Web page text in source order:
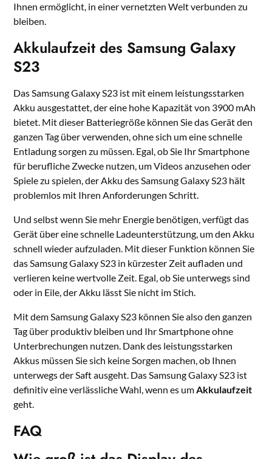
Ihnen ermöglicht, in einer vernetzten Welt verbunden zu
bleiben.
Akkulaufzeit des Samsung Galaxy
S23
Das Samsung Galaxy S23 ist mit einem leistungsstarken
Akku ausgestattet, der eine hohe Kapazität von 3900 mAh
bietet. Mit dieser Batteriegröße können Sie das Gerät den
ganzen Tag über verwenden, ohne sich um eine schnelle
Entladung sorgen zu müssen. Egal, ob Sie Ihr Smartphone
für berufliche Zwecke nutzen, um Videos anzusehen oder
Spiele zu spielen, der Akku des Samsung Galaxy S23 hält
problemlos mit Ihren Anforderungen Schritt.
Und selbst wenn Sie mehr Energie benötigen, verfügt das
Gerät über eine schnelle Ladeunterstützung, um den Akku
schnell wieder aufzuladen. Mit dieser Funktion können Sie
das Samsung Galaxy S23 in kürzester Zeit aufladen und
verlieren keine wertvolle Zeit. Egal, ob Sie unterwegs sind
oder in Eile, der Akku lässt Sie nicht im Stich.
Mit dem Samsung Galaxy S23 können Sie also den ganzen
Tag über produktiv bleiben und Ihr Smartphone ohne
Unterbrechungen nutzen. Dank des leistungsstarken
Akkus müssen Sie sich keine Sorgen machen, ob Ihnen
unterwegs der Saft ausgeht. Das Samsung Galaxy S23 ist
definitiv eine verlässliche Wahl, wenn es umAkkulaufzeit
geht.
FAQ